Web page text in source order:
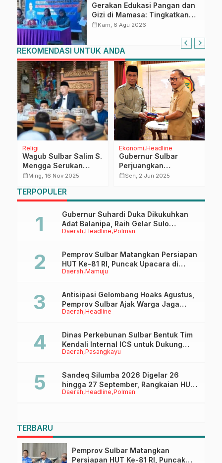
Gerakan Edukasi Pangan dan
Gizi di Mamasa: Tingkatkan
Pengetahuan dan
calendar_monthKam, 6 Agu 2026
REKOMENDASI UNTUK ANDA
Religi
Wagub Sulbar Salim S.
Mengga Serukan
Penguatan Harmoni
Maulid Nabi
calendar_monthMing, 16 Nov 2025
Ekonomi Headline
Gubernur Sulbar
Perjuangkan
Pembangunan
Irigasi, Alsintan dan
Kakao
calendar_monthSen, 2 Jun 2025
TERPOPULER
Daerah Headline Polman
Gubernur Suhardi Duka Dikukuhkan
Adat Balanipa, Raih Gelar Sulo
Tappidena
Daerah Mamuju
Pemprov Sulbar Matangkan Persiapan
HUT Ke-81 RI, Puncak Upacara di
Lapangan Ahmad Kirang
Daerah Headline
Antisipasi Gelombang Hoaks Agustus,
Pemprov Sulbar Ajak Warga Jaga
Ruang Digital
Daerah Pasangkayu
Dinas Perkebunan Sulbar Bentuk Tim
Kendali Internal ICS untuk Dukung
Sertifikasi ISPO Pekebun di
Daerah Headline Polman
Sandeq Silumba 2026 Digelar 26
hingga 27 September, Rangkaian HUT
Sulbar
TERBARU
Pemprov Sulbar Matangkan
Persiapan HUT Ke-81 RI, Puncak